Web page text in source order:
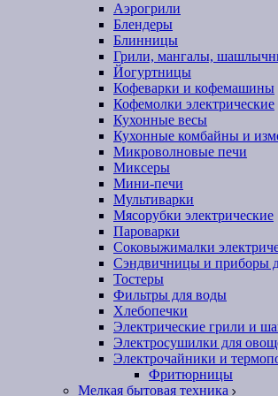
Аэрогрили
Блендеры
Блинницы
Грили, мангалы,
Йогуртницы
Кофеварки и кофемашины
Кофемолки электрические
Кухонные весы
Кухонные комбайны и
Микроволновые печи
Миксеры
Мини-печи
Мультиварки
Мясорубки электрические
Пароварки
Соковыжималки
Сэндвичницы и приборы
Тостеры
Фильтры для воды
Хлебопечки
Электрические грили и
Электросушилки для
Электрочайники и
Фритюрницы
Мелкая бытовая техника